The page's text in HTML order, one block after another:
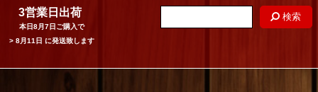
3営業日出荷
本日8月7日 ご購入で
> 8月11日 に発送致します
検索